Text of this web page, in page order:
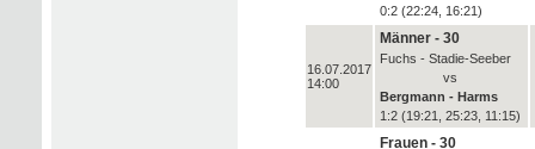
0:2 (22:24, 16:21)
16.07.2017
14:00
Männer - 30
Fuchs - Stadie-Seeber
vs
Bergmann - Harms
1:2 (19:21, 25:23, 11:15)
Frauen - 30